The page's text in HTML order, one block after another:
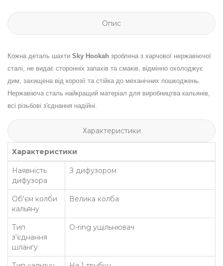
Опис
Кожна деталь шахти Sky Hookah зроблена з харчової нержавіючої
сталі, не видає сторонніх запахів та смаків, відмінно охолоджує
дим, захищена від корозії та стійка до механічних пошкоджень.
Нержавіюча сталь найкращий матеріал для виробництва кальянів,
всі різьбові з'єднання надійні.
Характеристики
Характеристики
Наявність
дифузора
З дифузором
Об'єм колби
кальяну
Велика колба
Тип
з'єднання
шлангу
O-ring ущільнювач